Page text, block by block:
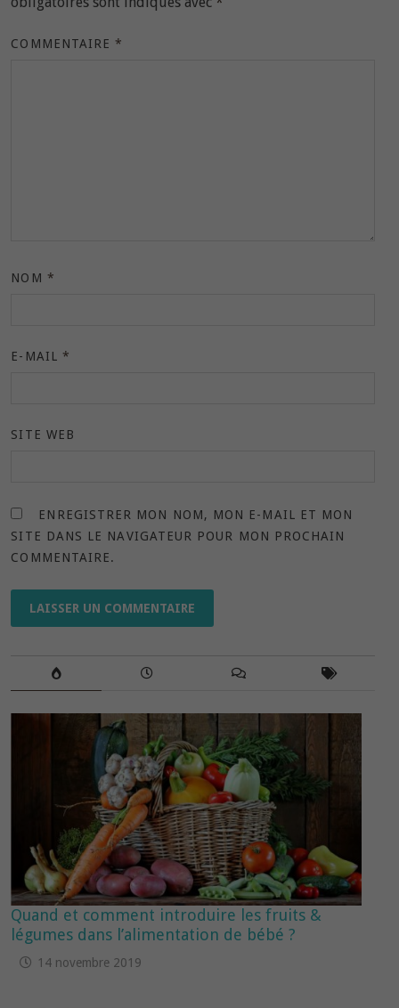
COMMENTAIRE*
NOM *
E-MAIL *
SITE WEB
ENREGISTRER MON NOM, MON E-MAIL ET MON
SITE DANS LE NAVIGATEUR POUR MON PROCHAIN
COMMENTAIRE.
Quand et comment introduire les fruits &
légumes dans l’alimentation de bébé ?
14 novembre 2019